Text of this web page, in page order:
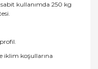
kullanımda 250 kg
iklim koşullarına